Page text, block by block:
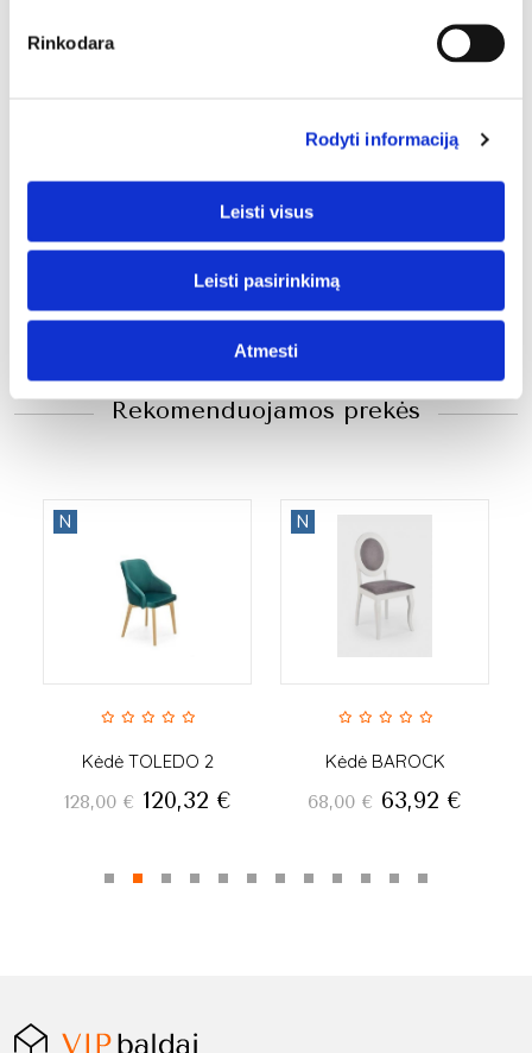
Rinkodara
Rodyti informaciją
Leisti visus
Leisti pasirinkimą
Atmesti
Išskleidžiamas stalas
372,24 €
352,00 € 330,88 €
Rekomenduojamos prekės
N
Kėdė TOLEDO 2
128,00 € 120,32 €
N
Kėdė BAROCK
68,00 € 63,92 €